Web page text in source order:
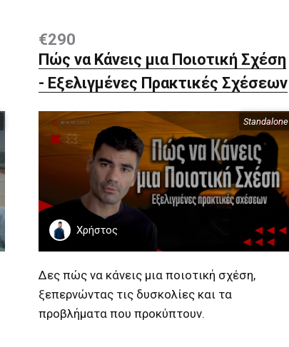
€290
Πώς να Κάνεις μια Ποιοτική Σχέση
- Εξελιγμένες Πρακτικές Σχέσεων
Χρήστος
Περιεχόμενα
Standalone
Δες πώς να κάνεις μια ποιοτική σχέση,
ξεπερνώντας τις δυσκολίες και τα
προβλήματα που προκύπτουν.